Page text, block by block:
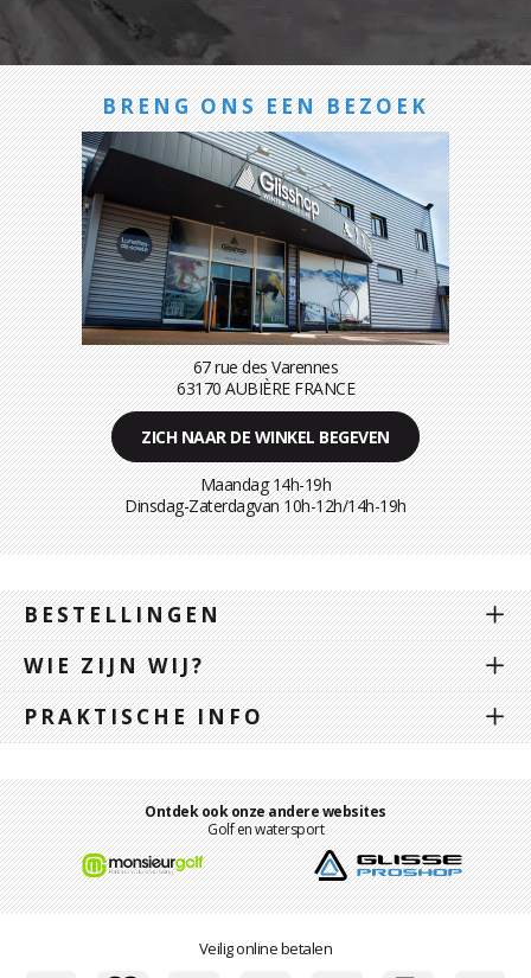
BRENG ONS EEN BEZOEK
67 rue des Varennes
63170 AUBIÈRE FRANCE
ZICH NAAR DE WINKEL BEGEVEN
Maandag 14h-19h
Dinsdag-Zaterdagvan 10h-12h/14h-19h
BESTELLINGEN
WIE ZIJN WIJ?
PRAKTISCHE INFO
Ontdek ook onze andere websites
Golf en watersport
Veilig online betalen